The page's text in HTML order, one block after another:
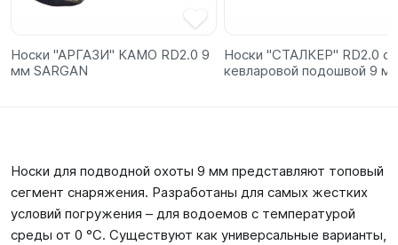
Носки "АРГАЗИ" КАМО RD2.0 9
мм SARGAN
Носки "СТАЛКЕР" RD2.0 с
кевларовой подошвой 9
Носки для подводной охоты 9 мм представляют топовый
сегмент снаряжения. Разработаны для самых жестких
условий погружения – для водоемов с температурой
среды от 0 °С. Существуют как универсальные варианты,